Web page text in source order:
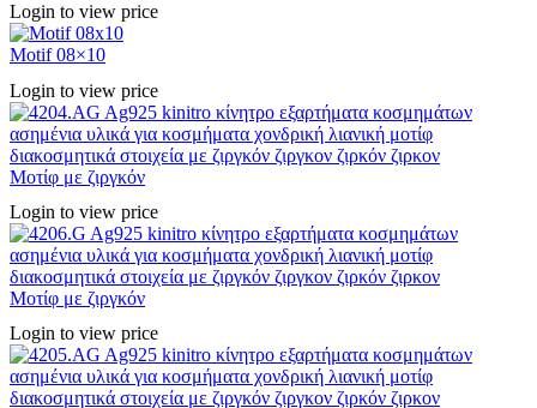
Login to view price
Motif 08×10
Login to view price
Μοτίφ με ζιργκόν
Login to view price
Μοτίφ με ζιργκόν
Login to view price